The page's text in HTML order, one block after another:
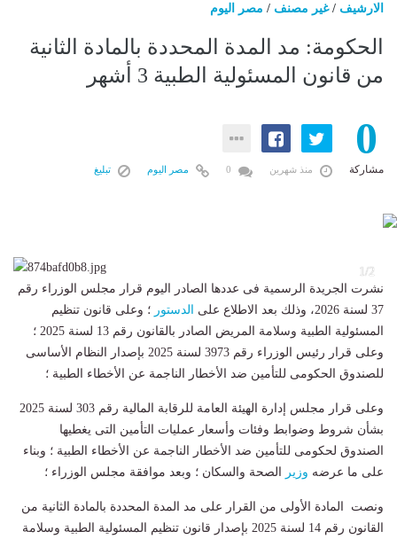
الارشيف /غير مصنف / مصر اليوم
الحكومة: مد المدة المحددة بالمادة الثانية
من قانون المسئولية الطبية 3 أشهر
0
مشاركة منذ شهرين مصر اليوم تبليغ
1/2
نشرت الجريدة الرسمية فى عددها الصادر اليوم قرار مجلس الوزراء رقم
37 لسنة 2026، وذلك بعد الاطلاع على
الدستور ؛ وعلى قانون تنظيم
المسئولية الطبية وسلامة المريض الصادر بالقانون رقم 13 لسنة 2025 ؛
وعلى قرار رئيس الوزراء رقم 3973 لسنة 2025 بإصدار النظام الأساسى
للصندوق الحكومى للتأمين ضد الأخطار الناجمة عن الأخطاء الطبية ؛
وعلى قرار مجلس إدارة الهيئة العامة للرقابة المالية رقم 303 لسنة 2025
بشأن شروط وضوابط وفئات وأسعار عمليات التأمين التى يغطيها
الصندوق لحكومى للتأمين ضد الأخطار الناجمة عن الأخطاء الطبية ؛ وبناء
على ما عرضه وزير الصحة والسكان ؛ وبعد موافقة مجلس الوزراء ؛
ونصت المادة الأولى من القرار على مد المدة المحددة بالمادة الثانية من
القانون رقم 14 لسنة 2025 بإصدار قانون تنظيم المسئولية الطبية وسلامة